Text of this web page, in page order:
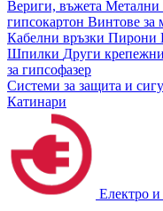
Вериги, въжета Метални
гипсокартон Винтове за
Кабелни връзки Пирони
Шпилки Други
за гипсофазер
Системи за защита и
Катинари
Електро и